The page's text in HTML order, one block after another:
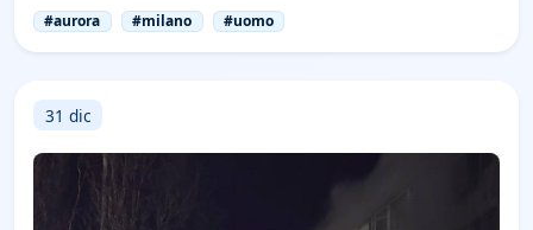
#aurora #milano #uomo
31 dic